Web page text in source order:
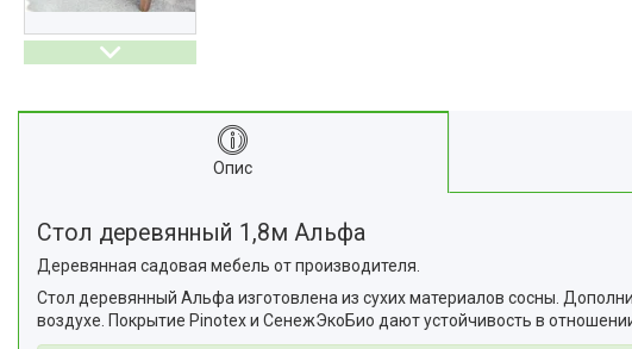
Опис
Стол деревянный 1,8м Альфа
Деревянная садовая мебель от производителя.
Стол деревянный Альфа изготовлена из сухих материалов сосны.
воздухе. Покрытие Pinotex и СенежЭкоБио дают устойчивость в